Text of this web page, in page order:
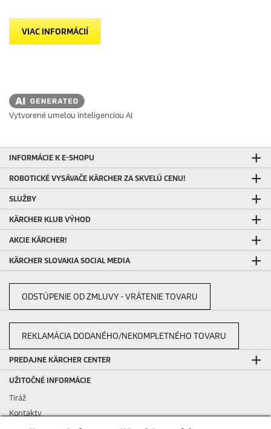
VIAC INFORMÁCIÍ
Vytvorené umelou inteligenciou AI
INFORMÁCIE K E-SHOPU
ROBOTICKÉ VYSÁVAČE KÄRCHER ZA SKVELÚ CENU!
SLUŽBY
KÄRCHER KLUB VÝHOD
AKCIE KÄRCHER!
KÄRCHER SLOVAKIA SOCIAL MEDIA
ODSTÚPENIE OD ZMLUVY - VRÁTENIE TOVARU
REKLAMÁCIA DODANÉHO/NEKOMPLETNÉHO TOVARU
PREDAJNE KÄRCHER CENTER
UŽITOČNÉ INFORMÁCIE
Tiráž
Kontakty